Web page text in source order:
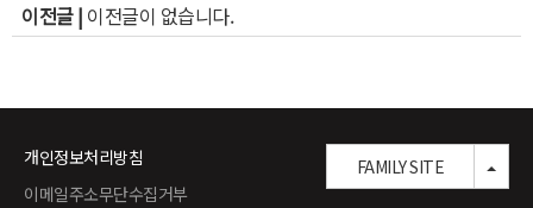
이전글 | 이전글이 없습니다.
개인정보처리방침
이메일주소무단수집거부
FAMILY SITE